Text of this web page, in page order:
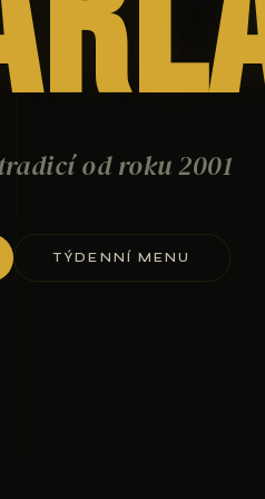
od roku 2001
TÝDENNÍ MENU